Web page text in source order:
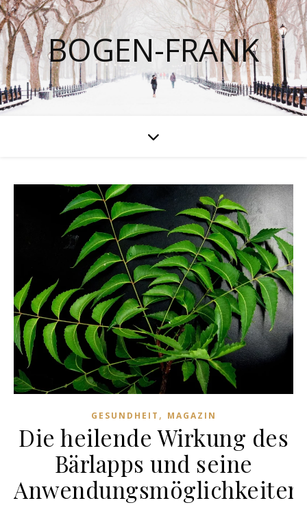
BOGEN-FRANK
GESUNDHEIT , MAGAZIN
Die heilende Wirkung des
Bärlapps und seine
Anwendungsmöglichkeiten